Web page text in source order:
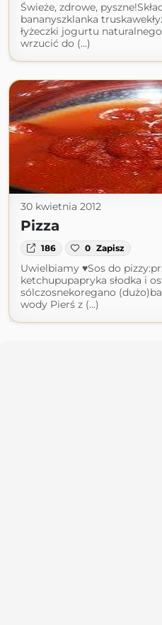
Świeże, zdrowe,
bananyszklanka
łyżeczki jogurtu
wrzucić do (...)
30 kwietnia 2012
Pizza
186 0 Zapisz
Uwielbiamy ♥Sos do
ketchupupapryka słodka i
sólczosnekoregano
wody Pierś z (...)